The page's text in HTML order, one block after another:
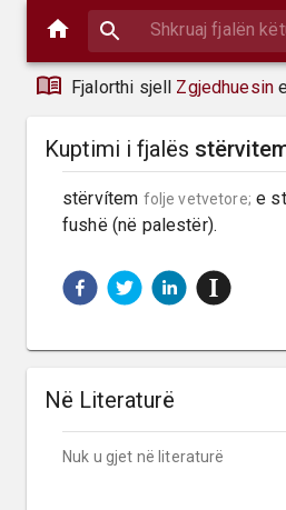
Fjalorthi sjell Zgjedhuesin
Kuptimi i fjalës
stërvítem folje vetvetore; e
fushë (në palestër).
Në Literaturë
Nuk u gjet në literaturë